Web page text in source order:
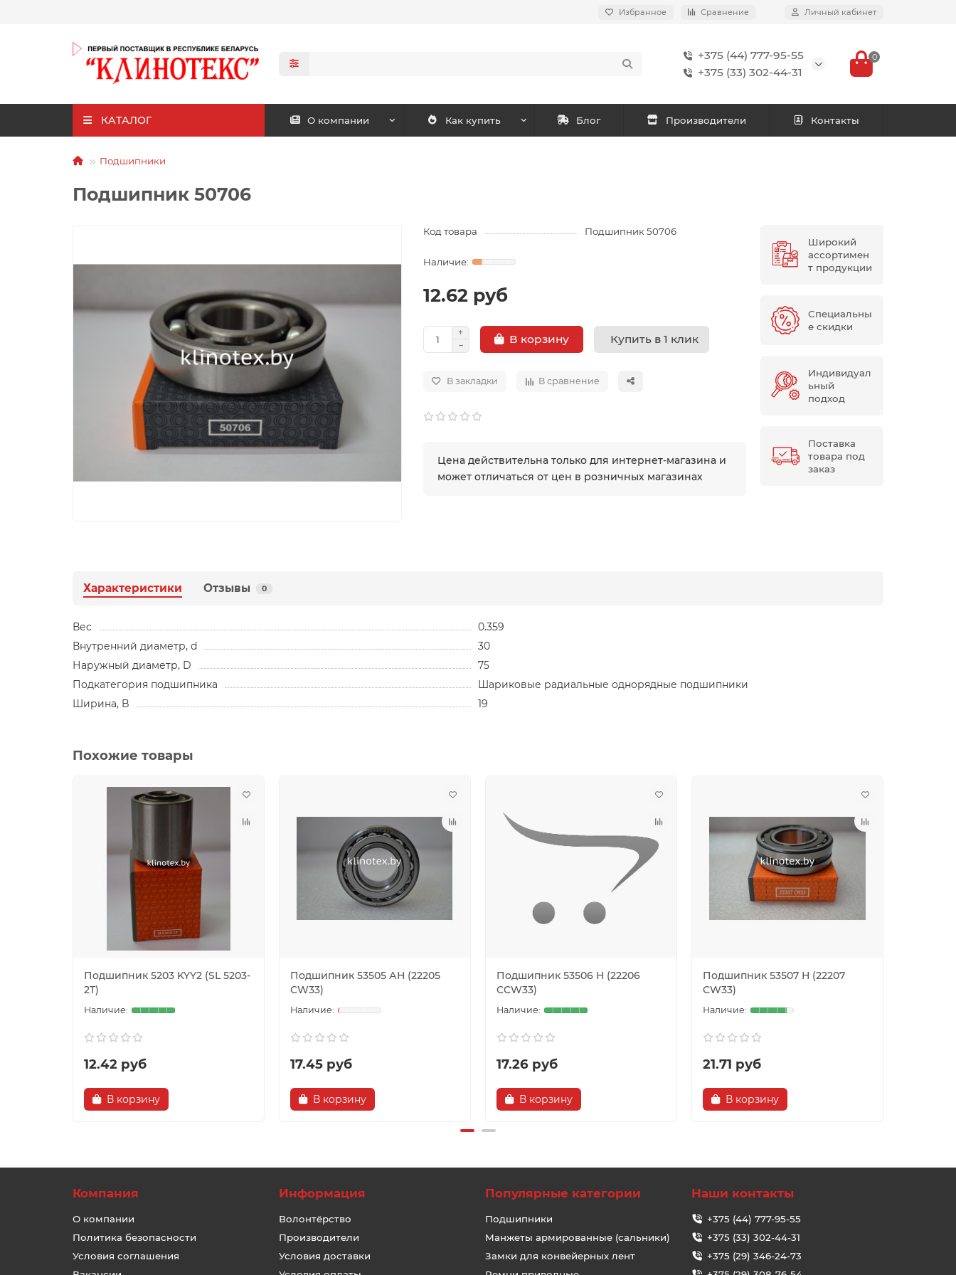
Избранное Сравнение Личный кабинет
+375 (44) 777-95-55
+375 (33) 302-44-31
0
КАТАЛОГ О компании Как купить Блог Производители Контакты
Подшипники
Подшипник 50706
Код товара Подшипник 50706
12.62 руб
В корзину Купить в 1 клик
В закладки В сравнение
Цена действительна только для интернет-магазина и
может отличаться от цен в розничных магазинах
Широкий
ассортимен
т продукции
Специальны
е скидки
Индивидуал
ьный
подход
Поставка
товара под
заказ
Характеристики Отзывы 0
Вес
0.359
Внутренний диаметр, d
30
Наружный диаметр, D
75
Подкатегория подшипника
Шариковые радиальные однорядные подшипники
Ширина, B
19
Похожие товары
Подшипник 5203 KYY2 (SL 5203-
2T)
12.42 руб
В корзину
Подшипник 53505 АН (22205
СW33)
17.45 руб
В корзину
Подшипник 53506 Н (22206
CCW33)
17.26 руб
В корзину
Подшипник 53507 Н (22207
CW33)
21.71 руб
В корзину
Компания
О компании
Политика безопасности
Условия соглашения
Информация
Волонтёрство
Производители
Условия доставки
Популярные категории
Подшипники
Манжеты армированные (сальники)
Замки для конвейерных лент
Наши контакты
+375 (44) 777-95-55
+375 (33) 302-44-31
+375 (29) 346-24-73